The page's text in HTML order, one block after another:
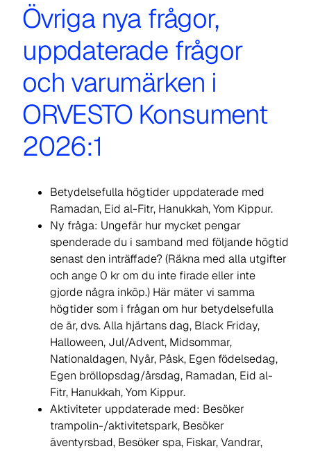
Övriga nya frågor,
uppdaterade frågor
och varumärken i
ORVESTO Konsument
2026:1
Betydelsefulla högtider uppdaterade med
Ramadan, Eid al-Fitr, Hanukkah, Yom Kippur.
Ny fråga: Ungefär hur mycket pengar
spenderade du i samband med följande högtid
senast den inträffade? (Räkna med alla utgifter
och ange 0 kr om du inte firade eller inte
gjorde några inköp.) Här mäter vi samma
högtider som i frågan om hur betydelsefulla
de är, dvs.Alla hjärtans dag, Black Friday,
Halloween, Jul/Advent, Midsommar,
Nationaldagen, Nyår, Påsk, Egen födelsedag,
Egen bröllopsdag/årsdag, Ramadan, Eid al-
Fitr, Hanukkah, Yom Kippur.
Aktiviteter uppdaterade med: Besöker
trampolin-/aktivitetspark, Besöker
äventyrsbad, Besöker spa, Fiskar, Vandrar,